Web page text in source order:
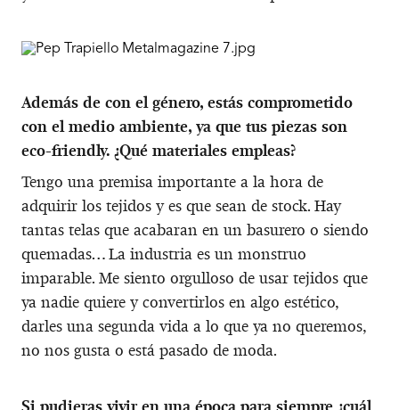
Además de con el género, estás comprometido
con el medio ambiente, ya que tus piezas son
eco-friendly. ¿Qué materiales empleas?
Tengo una premisa importante a la hora de
adquirir los tejidos y es que sean de stock. Hay
tantas telas que acabaran en un basurero o siendo
quemadas… La industria es un monstruo
imparable. Me siento orgulloso de usar tejidos que
ya nadie quiere y convertirlos en algo estético,
darles una segunda vida a lo que ya no queremos,
no nos gusta o está pasado de moda.